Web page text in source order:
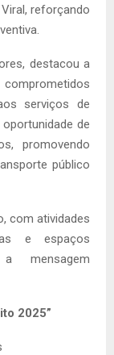
reforçando
destacou a
comprometidos
serviços de
de
promovendo
público
com atividades
e espaços
mensagem
2025”